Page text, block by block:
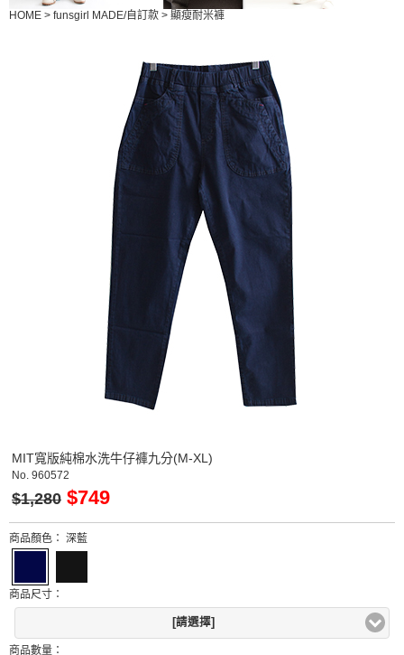
HOME > funsgirl MADE/自訂款 > 顯瘦耐米褲
MIT寬版純棉水洗牛仔褲九分(M-XL)
No. 960572
$1,280 $749
商品顏色： 深藍
商品尺寸：
[請選擇]
商品數量：